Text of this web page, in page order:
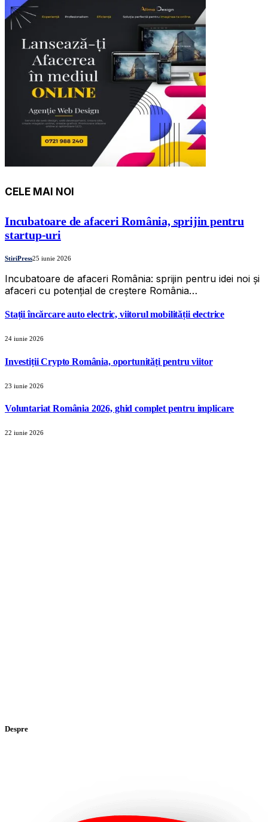
CELE MAI NOI
Incubatoare de afaceri România, sprijin pentru
startup-uri
StiriPress25 iunie 2026
Incubatoare de afaceri România: sprijin pentru idei noi și
afaceri cu potențial de creștere România…
Stații încărcare auto electric, viitorul mobilității electrice
24 iunie 2026
Investiții Crypto România, oportunități pentru viitor
23 iunie 2026
Voluntariat România 2026, ghid complet pentru implicare
22 iunie 2026
Despre